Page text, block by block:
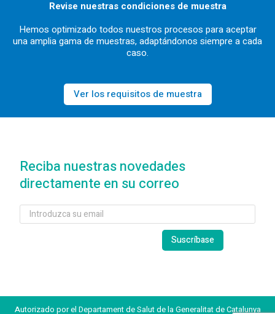
Revise nuestras condiciones de muestra
Hemos optimizado todos nuestros procesos para aceptar
una amplia gama de muestras, adaptándonos siempre a cada
caso.
Ver los requisitos de muestra
Reciba nuestras novedades
directamente en su correo
Autorizado por el Departament de Salut de la Generalitat de Catalunya